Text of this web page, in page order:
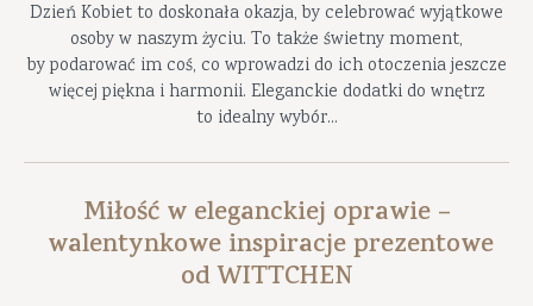
Dzień Kobiet to doskonała okazja, by celebrować wyjątkowe
osoby w naszym życiu. To także świetny moment,
by podarować im coś, co wprowadzi do ich otoczenia jeszcze
więcej piękna i harmonii. Eleganckie dodatki do wnętrz
to idealny wybór...
Miłość w eleganckiej oprawie –
walentynkowe inspiracje prezentowe
od WITTCHEN